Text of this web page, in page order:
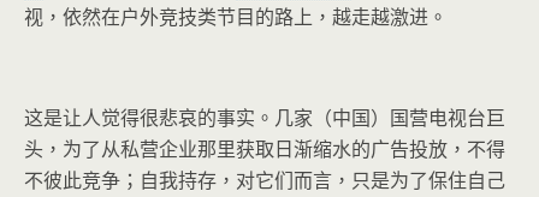
视，依然在户外竞技类节目的路上，越走越激进。
这是让人觉得很悲哀的事实。几家（中国）国营电视台巨
头，为了从私营企业那里获取日渐缩水的广告投放，不得
不彼此竞争；自我持存，对它们而言，只是为了保住自己